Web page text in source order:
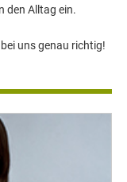
den Alltag ein.
uns genau richtig!